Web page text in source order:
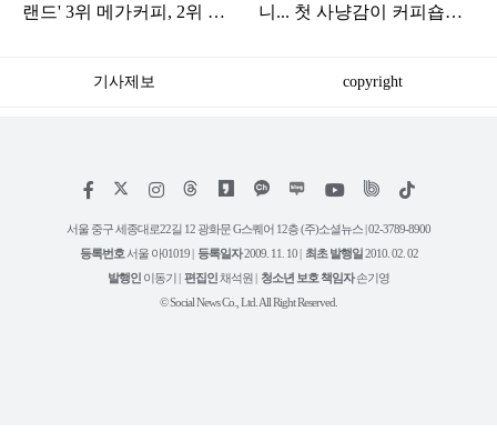
랜드' 3위 메가커피, 2위 스
니... 첫 사냥감이 커피숍인
기사제보 copyright
페
스
인
타
램
위
트
유
튜
틱
서울 중구 세종대로22길 12 광화문 G스퀘어 12층 (주)소셜뉴스 | 02-3789-8900
등록번호 서울 아01019 | 등록일자2009. 11. 10 | 최초 발행일2010. 02. 02
발행인 이동기 | 편집인채석원 | 청소년 보호 책임자손기영
© Social News Co., Ltd. All Right Reserved.